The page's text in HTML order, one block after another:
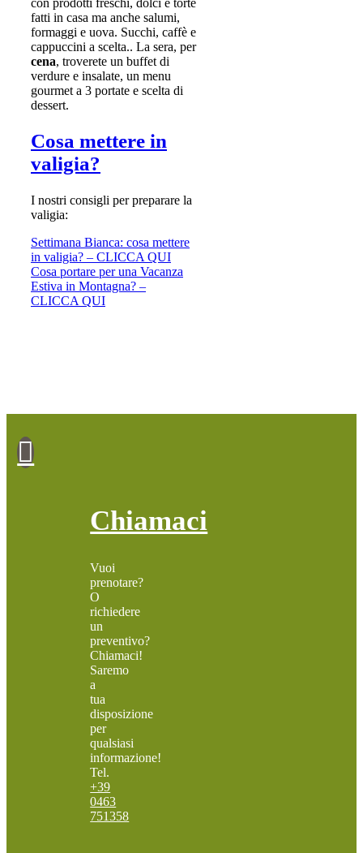
con prodotti freschi, dolci e torte
fatti in casa ma anche salumi,
formaggi e uova. Succhi, caffè e
cappuccini a scelta.. La sera, per
cena, troverete un buffet di
verdure e insalate, un menu
gourmet a 3 portate e scelta di
dessert.
Cosa mettere in
valigia?
I nostri consigli per preparare la
valigia:
Settimana Bianca: cosa mettere
in valigia? – CLICCA QUI
Cosa portare per una Vacanza
Estiva in Montagna? –
CLICCA QUI
Chiamaci
Vuoi
prenotare?
O
richiedere
un
preventivo?
Chiamaci!
Saremo
a
tua
disposizione
per
qualsiasi
informazione!
Tel.
+39
0463
751358